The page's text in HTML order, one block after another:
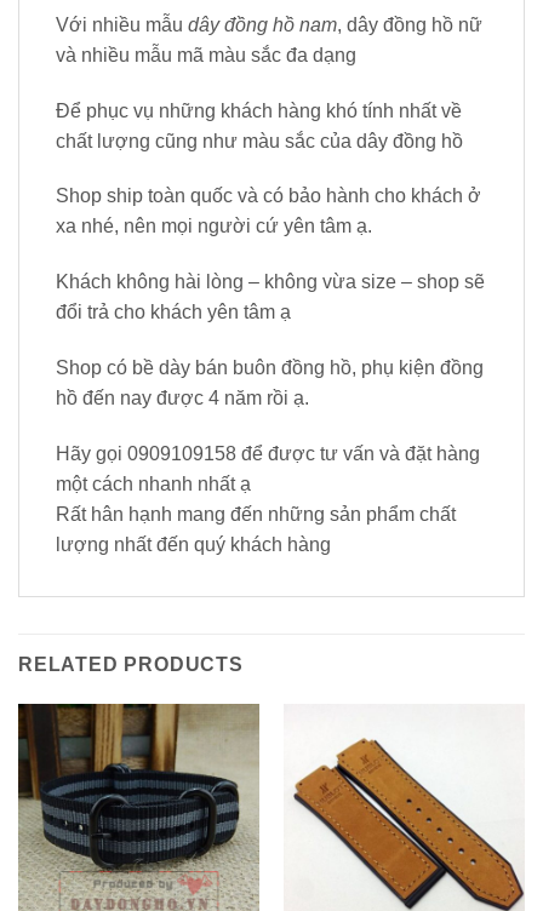
Với nhiều mẫu dây đồng hồ nam, dây đồng hồ nữ
và nhiều mẫu mã màu sắc đa dạng
Để phục vụ những khách hàng khó tính nhất về
chất lượng cũng như màu sắc của dây đồng hồ
Shop ship toàn quốc và có bảo hành cho khách ở
xa nhé, nên mọi người cứ yên tâm ạ.
Khách không hài lòng – không vừa size – shop sẽ
đổi trả cho khách yên tâm ạ
Shop có bề dày bán buôn đồng hồ, phụ kiện đồng
hồ đến nay được 4 năm rồi ạ.
Hãy gọi 0909109158 để được tư vấn và đặt hàng
một cách nhanh nhất ạ
Rất hân hạnh mang đến những sản phẩm chất
lượng nhất đến quý khách hàng
RELATED PRODUCTS